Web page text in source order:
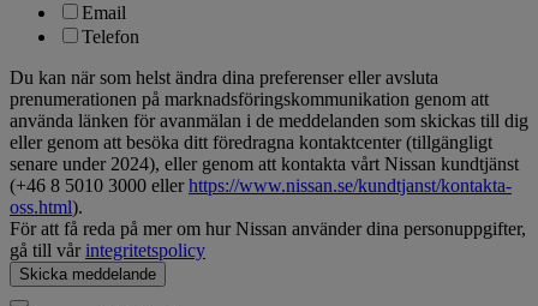
Email
Telefon
Du kan när som helst ändra dina preferenser eller avsluta
prenumerationen på marknadsföringskommunikation genom att
använda länken för avanmälan i de meddelanden som skickas till dig
eller genom att besöka ditt föredragna kontaktcenter (tillgängligt
senare under 2024), eller genom att kontakta vårt Nissan kundtjänst
(+46 8 5010 3000 ellerhttps://www.nissan.se/kundtjanst/kontakta-
oss.html).
För att få reda på mer om hur Nissan använder dina personuppgifter,
gå till vår integritetspolicy
Skicka meddelande